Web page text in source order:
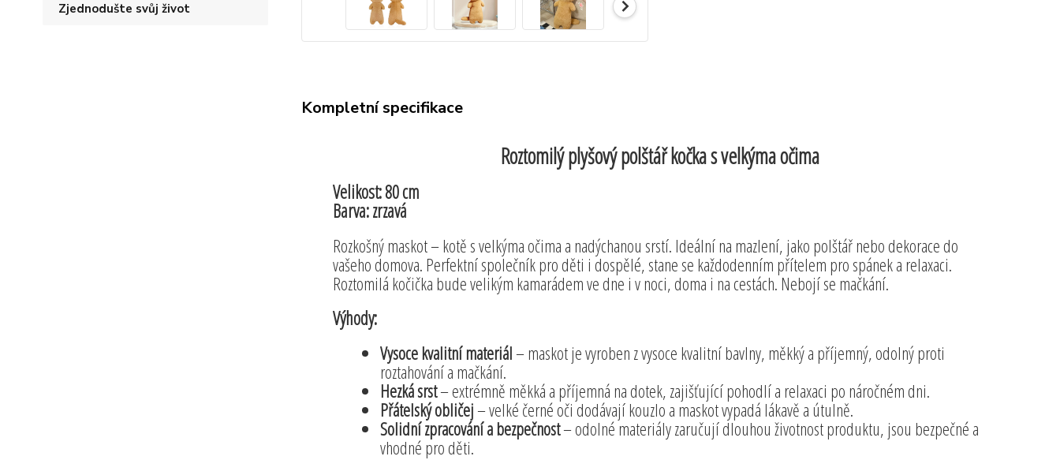
Zjednodušte svůj život
Kompletní specifikace
Roztomilý plyšový polštář kočka s velkýma očima
Velikost: 80 cm
Barva: zrzavá
Rozkošný maskot – kotě s velkýma očima a nadýchanou srstí. Ideální na mazlení, jako polštář nebo dekorace do
vašeho domova. Perfektní společník pro děti i dospělé, stane se každodenním přítelem pro spánek a relaxaci.
Roztomilá kočička bude velikým kamarádem ve dne i v noci, doma i na cestách. Nebojí se mačkání.
Výhody:
Vysoce kvalitní materiál– maskot je vyroben z vysoce kvalitní bavlny, měkký a příjemný, odolný proti
roztahování a mačkání.
Hezká srst– extrémně měkká a příjemná na dotek, zajišťující pohodlí a relaxaci po náročném dni.
Přátelský obličej– velké černé oči dodávají kouzlo a maskot vypadá lákavě a útulně.
Solidní zpracování a bezpečnost– odolné materiály zaručují dlouhou životnost produktu, jsou bezpečné a
vhodné pro děti.